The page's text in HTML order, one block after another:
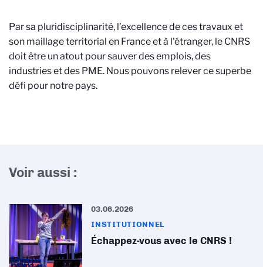
Par sa pluridisciplinarité, l’excellence de ces travaux et
son maillage territorial en France et à l’étranger, le CNRS
doit être un atout pour sauver des emplois, des
industries et des PME. Nous pouvons relever ce superbe
défi pour notre pays.
Voir aussi :
03.06.2026
INSTITUTIONNEL
Échappez-vous avec le CNRS !